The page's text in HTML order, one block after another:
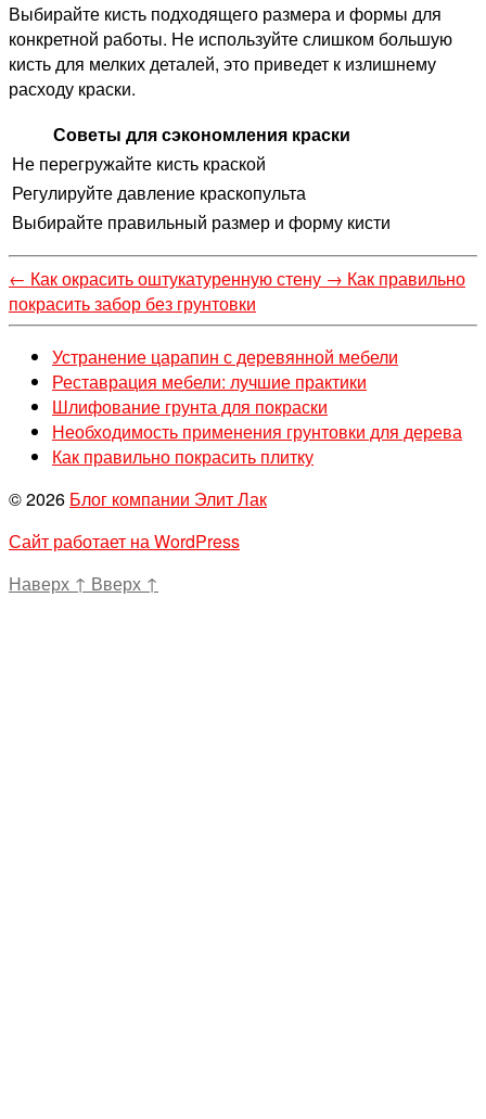
Выбирайте кисть подходящего размера и формы для
конкретной работы. Не используйте слишком большую
кисть для мелких деталей, это приведет к излишнему
расходу краски.
Советы для сэкономления краски
Не перегружайте кисть краской
Регулируйте давление краскопульта
Выбирайте правильный размер и форму кисти
← Как окрасить оштукатуренную стену → Как правильно
покрасить забор без грунтовки
Устранение царапин с деревянной мебели
Реставрация мебели: лучшие практики
Шлифование грунта для покраски
Необходимость применения грунтовки для дерева
Как правильно покрасить плитку
© 2026 Блог компании Элит Лак
Сайт работает на WordPress
Наверх ↑ Вверх ↑